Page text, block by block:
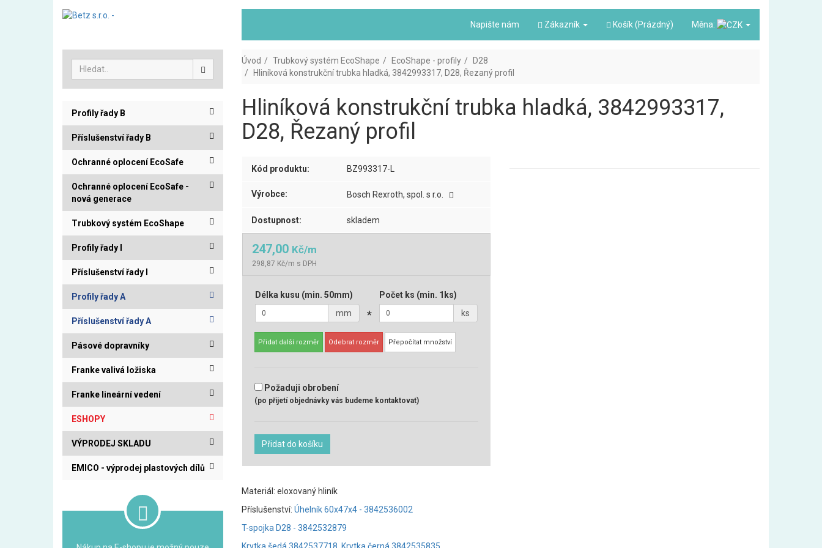
Napište nám Zákazník Košík (Prázdný) Měna:
Profily řady B
Příslušenství řady B
Ochranné oplocení EcoSafe
Ochranné oplocení EcoSafe -
nová generace
Trubkový systém EcoShape
Profily řady I
Příslušenství řady I
Profily řady A
Příslušenství řady A
Pásové dopravníky
Franke valivá ložiska
Franke lineární vedení
ESHOPY
VÝPRODEJ SKLADU
EMICO - výprodej plastových dílů
Úvod Trubkový systém EcoShape EcoShape - profily
D28
Hliníková konstrukční trubka hladká, 3842993317, D28, Řezaný profil
Hliníková konstrukční trubka hladká, 3842993317,
D28, Řezaný profil
Kód produktu: BZ993317-L
Výrobce: Bosch Rexroth, spol. s r.o.
Dostupnost: skladem
247,00 Kč/m
298,87 Kč/m s DPH
Délka kusu (min. 50mm)
mm
*
Počet ks (min. 1ks)
ks
Přidat další rozměr Odebrat rozměr Přepočítat množství
Požaduji obrobení
(po přijetí objednávky vás budeme kontaktovat)
Přidat do košíku
Materiál: eloxovaný hliník
Příslušenství: Úhelník 60x47x4 - 3842536002
T-spojka D28 - 3842532879